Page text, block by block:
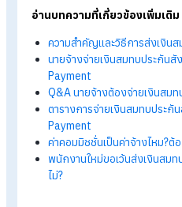
การส่งเงินสมทบประ
พลาด เพราะหากละเล
สังคมให้ลูกจ้าง เสี่ย